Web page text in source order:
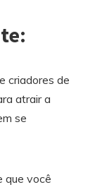
criadores de
atrair a
se
que você